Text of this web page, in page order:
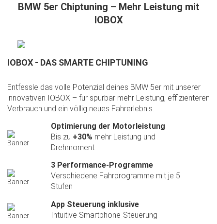
BMW 5er Chiptuning – Mehr Leistung mit
IOBOX
IOBOX - DAS SMARTE CHIPTUNING
Entfessle das volle Potenzial deines BMW 5er mit unserer
innovativen IOBOX – für spürbar mehr Leistung, effizienteren
Verbrauch und ein völlig neues Fahrerlebnis.
Optimierung der Motorleistung
Bis zu +30% mehr Leistung und
Drehmoment
3 Performance-Programme
Verschiedene Fahrprogramme mit je 5
Stufen
App Steuerung inklusive
Intuitive Smartphone-Steuerung